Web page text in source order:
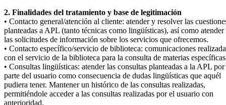
2. Finalidades del tratamiento y base de legitimación
• Contacto general/atención al cliente: atender y resolver las
planteadas a APL (tanto técnicas como lingüísticas), así como atender
las solicitudes de información sobre los servicios que ofrecemos.
• Contacto específico/servicio de biblioteca: comunicaciones
con el servicio de la biblioteca para la consulta de materias
• Consultas lingüísticas: atender las consultas planteadas a la APL por
parte del usuario como consecuencia de dudas lingüísticas que aquél
pudiera tener. Mantener un histórico de las consultas realizadas,
permitiéndole acceder a las consultas realizadas por el usuario con
anterioridad.